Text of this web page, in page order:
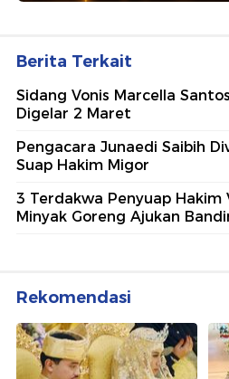
Berita Terkait
Sidang Vonis Marcella
Digelar 2 Maret
Pengacara Junaedi Saibih
Suap Hakim Migor
3 Terdakwa Penyuap Hakim
Minyak Goreng Ajukan
Rekomendasi